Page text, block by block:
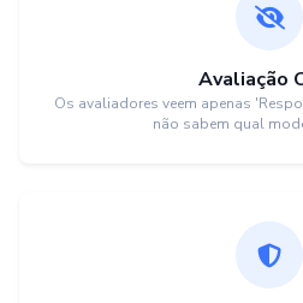
Avaliação
Os avaliadores veem apenas
não sabem qual